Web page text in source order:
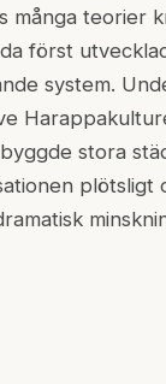
många teorier
först
system.
stora
plötsligt